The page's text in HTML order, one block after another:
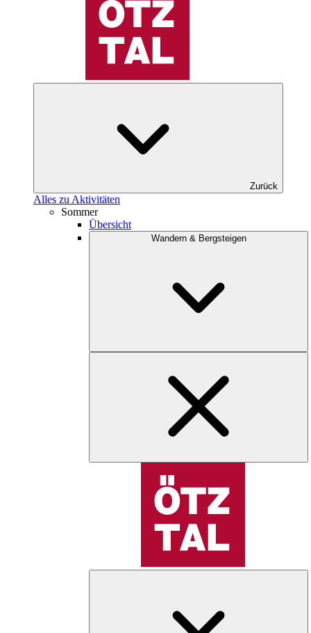
Zurück
Alles zu Aktivitäten
Sommer
Übersicht
Wandern & Bergsteigen